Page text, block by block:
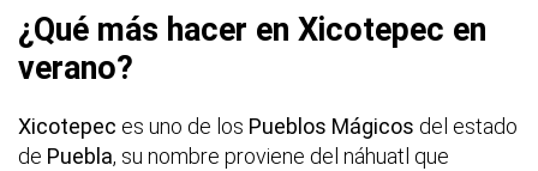
¿Qué más hacer en Xicotepec en
verano?
Xicotepec es uno de los Pueblos Mágicos del estado
de Puebla, su nombre proviene del náhuatl que